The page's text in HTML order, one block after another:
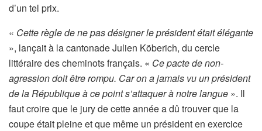
d’un tel prix.
« Cette règle de ne pas désigner le président était élégante
», lançait à la cantonade Julien Köberich, du cercle
littéraire des cheminots français. « Ce pacte de non-
agression doit être rompu. Car on a jamais vu un président
de la République à ce point s’attaquer à notre langue ». Il
faut croire que le jury de cette année a dû trouver que la
coupe était pleine et que même un président en exercice